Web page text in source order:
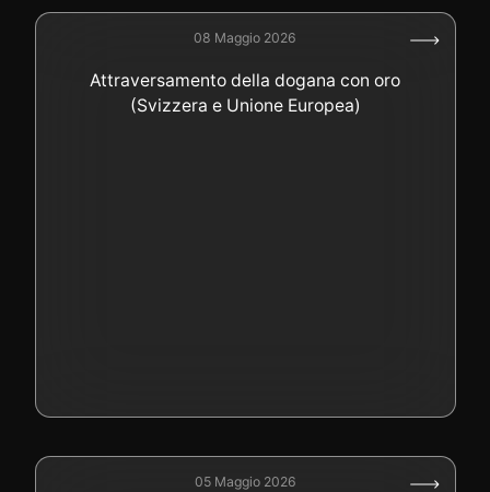
08 Maggio 2026
Attraversamento della dogana con oro
(Svizzera e Unione Europea)
05 Maggio 2026